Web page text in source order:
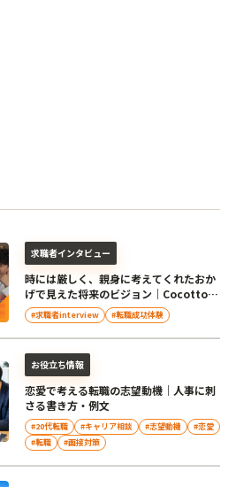
時には厳しく、親身に考えてくれたおか
げで見えた将来のビジョン｜Cocotto池
田との転職体験談
求職者インタビュー
#求職者interview #転職成功体験
恋愛で考える転職の志望動機｜人事に刺
さる書き方・例文
お役立ち情報
#20代転職 #キャリア相談 #志望動機
#恋愛
#転職
#面接対策